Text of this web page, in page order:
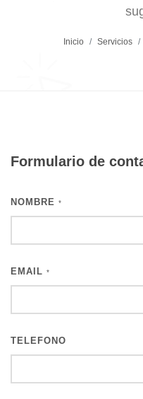
Inicio Servicios
Formulario de
NOMBRE *
EMAIL *
TELEFONO